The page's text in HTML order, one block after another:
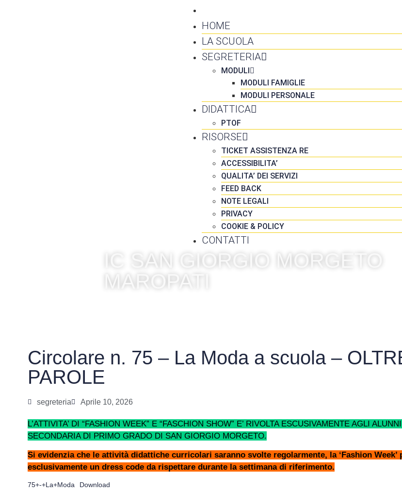
HOME
LA SCUOLA
SEGRETERIA
MODULI
MODULI FAMIGLIE
MODULI PERSONALE
DIDATTICA
PTOF
RISORSE
TICKET ASSISTENZA RE
ACCESSIBILITA’
QUALITA’ DEI SERVIZI
FEED BACK
NOTE LEGALI
PRIVACY
COOKIE & POLICY
CONTATTI
IC SAN GIORGIO MORGETO
MAROPATI
Circolare n. 75 – La Moda a scuola –
PAROLE
segreteria Aprile 10, 2026
L’ATTIVITA’ DI “FASHION WEEK” E “FASCHION SHOW” E’ RIVOLTA ESCUSIVAMENTE AGLI
SECONDARIA DI PRIMO GRADO DI SAN GIORGIO MORGETO.
Si evidenzia che le attività didattiche curricolari saranno svolte regolarmente, la ‘Fashion Week’
esclusivamente un dress code da rispettare durante la settimana di riferimento.
75+-+La+Moda Download